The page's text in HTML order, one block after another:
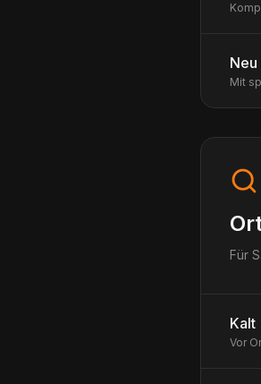
Mit
Für
Kalt
Vor